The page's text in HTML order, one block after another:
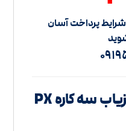
شرایط پرداخت آسان
قابلیت‌های اصلی فلزیاب سه کاره PX